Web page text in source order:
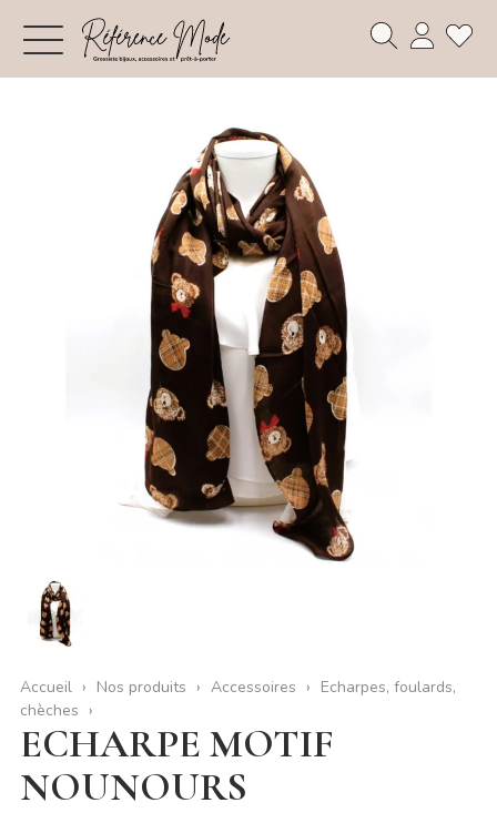
Accueil Nos produits Accessoires
Echarpes, foulards,
chèches
ECHARPE MOTIF
NOUNOURS